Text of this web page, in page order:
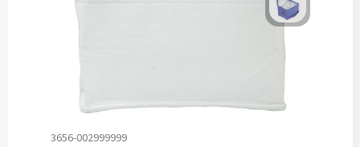
3656-002999999